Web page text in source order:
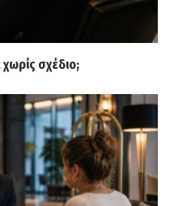
χωρίς σχέδιο;